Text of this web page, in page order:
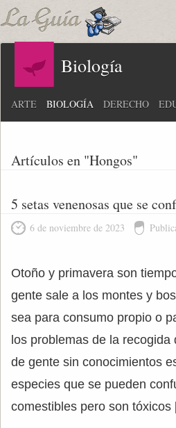
Biología
ARTE BIOLOGÍA DERECHO
Artículos en "Hongos"
5 setas venenosas que se
6 de noviembre de 2023
Otoño y primavera son
gente sale a los montes y
sea para consumo propio o
los problemas de la
de gente sin conocimientos
especies que se pueden
comestibles pero son